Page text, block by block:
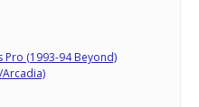
Pro (1993-94 Beyond)
Arcadia)